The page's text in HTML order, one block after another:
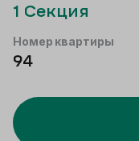
1 Секция
Номер квартиры
94